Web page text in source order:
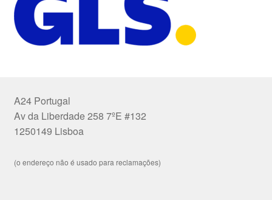
A24 Portugal
Av da Liberdade 258 7ºE #132
1250149 Lisboa
(o endereço não é usado para reclamações)